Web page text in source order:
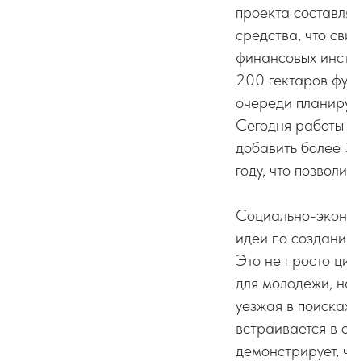
проекта
средства, что
финансовых
200 гектаров
очереди
Сегодня
добавить
году, что
Социально-
идеи по
Это не просто
для молодежи,
уезжая в
встраивается в
демонстрирует,